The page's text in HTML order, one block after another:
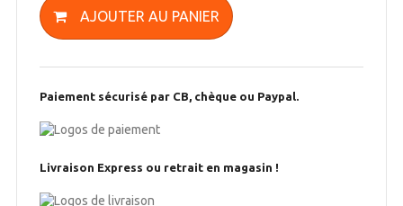
AJOUTER AU PANIER
Paiement sécurisé par CB, chèque ou Paypal.
Livraison Express ou retrait en magasin !